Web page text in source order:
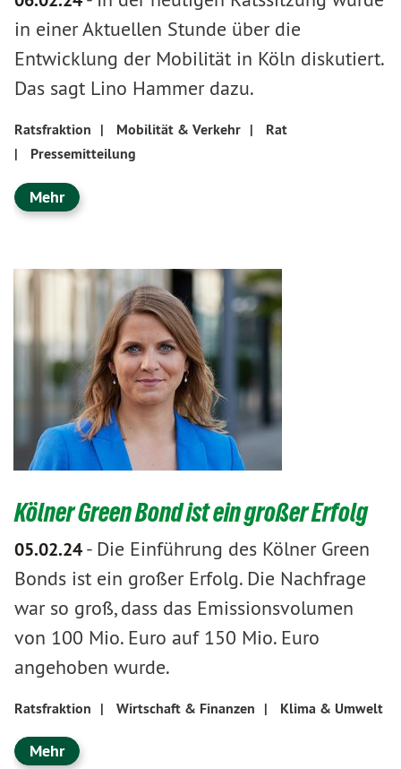
in einer Aktuellen Stunde über die
Entwicklung der Mobilität in Köln diskutiert.
Das sagt Lino Hammer dazu.
Ratsfraktion | Mobilität & Verkehr |
Rat
|
Pressemitteilung
Mehr
Kölner Green Bond ist ein großer Erfolg
05.02.24- Die Einführung des Kölner Green
Bonds ist ein großer Erfolg. Die Nachfrage
war so groß, dass das Emissionsvolumen
von 100 Mio. Euro auf 150 Mio. Euro
angehoben wurde.
Ratsfraktion | Wirtschaft & Finanzen | Klima & Umwelt
Mehr